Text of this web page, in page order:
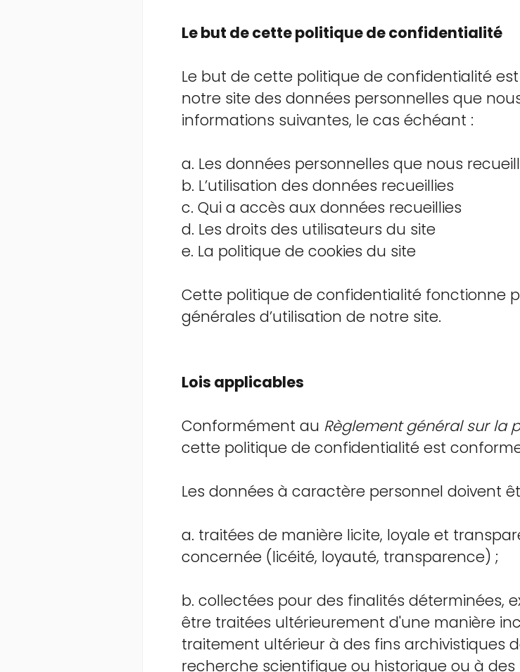
Le but de cette politique de confidentialité
Le but de cette politique de confidentialité
notre site des données personnelles que
informations suivantes, le cas échéant :
a. Les données personnelles que nous
b. L’utilisation des données recueillies
c. Qui a accès aux données recueillies
d. Les droits des utilisateurs du site
e. La politique de cookies du site
Cette politique de confidentialité fonctionne
générales d’utilisation de notre site.
Lois applicables
Conformément au Règlement général sur la
cette politique de confidentialité est
Les données à caractère personnel doivent
a. traitées de manière licite, loyale et
concernée (licéité, loyauté, transparence) ;
b. collectées pour des finalités déterminées,
être traitées ultérieurement d'une manière
traitement ultérieur à des fins archivistiques
recherche scientifique ou historique ou à